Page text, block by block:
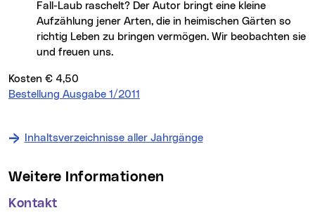
Fall-Laub raschelt? Der Autor bringt eine kleine
Aufzählung jener Arten, die in heimischen Gärten so
richtig Leben zu bringen vermögen. Wir beobachten sie
und freuen uns.
Kosten € 4,50
Bestellung Ausgabe 1/2011
Inhaltsverzeichnisse aller Jahrgänge
Weitere Informationen
Kontakt